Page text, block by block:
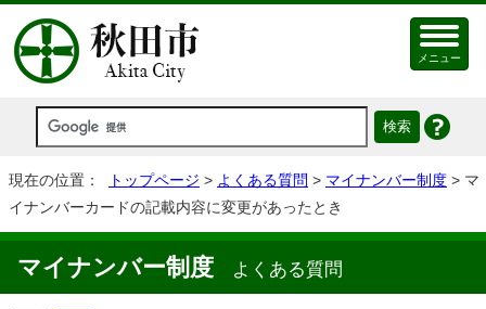
メニュー
現在の位置： トップページ > よくある質問 > マイナンバー制度 > マ
イナンバーカードの記載内容に変更があったとき
マイナンバー制度 よくある質問